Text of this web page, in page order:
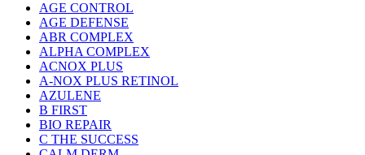
AGE CONTROL
AGE DEFENSE
ABR COMPLEX
ALPHA COMPLEX
ACNOX PLUS
A-NOX PLUS RETINOL
AZULENE
B FIRST
BIO REPAIR
C THE SUCCESS